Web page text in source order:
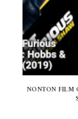
NONTON FILM